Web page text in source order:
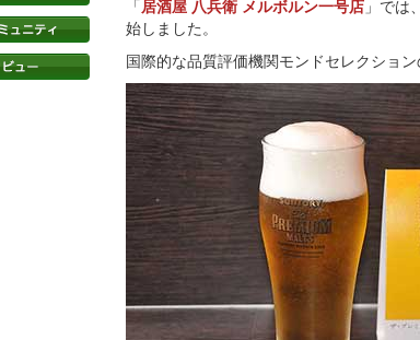
「 居酒屋 八兵衛 メルボルン一号店 」では
始しました。
国際的な品質評価機関モンドセレクショ